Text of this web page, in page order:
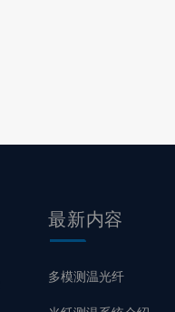
最新内容
多模测温光纤